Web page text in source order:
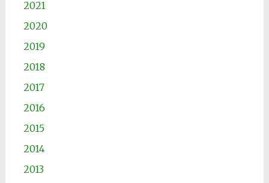
2021
2020
2019
2018
2017
2016
2015
2014
2013